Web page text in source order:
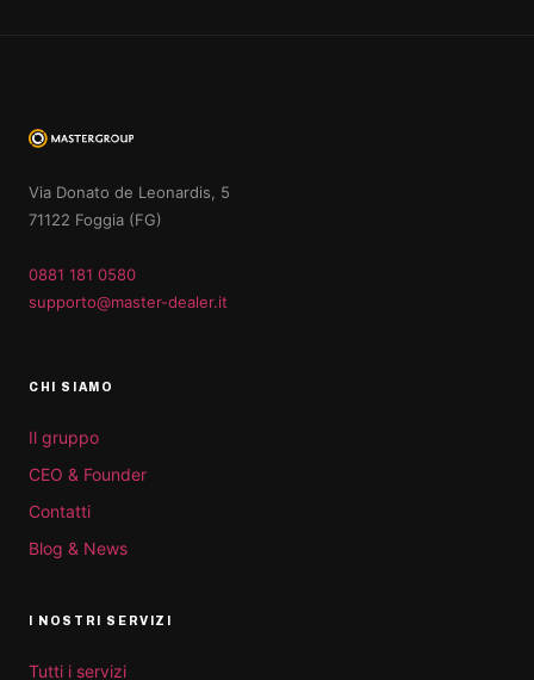
Via Donato de Leonardis, 5
71122 Foggia (FG)
0881 181 0580
supporto@master-dealer.it
CHI SIAMO
Il gruppo
CEO & Founder
Contatti
Blog & News
I NOSTRI SERVIZI
Tutti i servizi